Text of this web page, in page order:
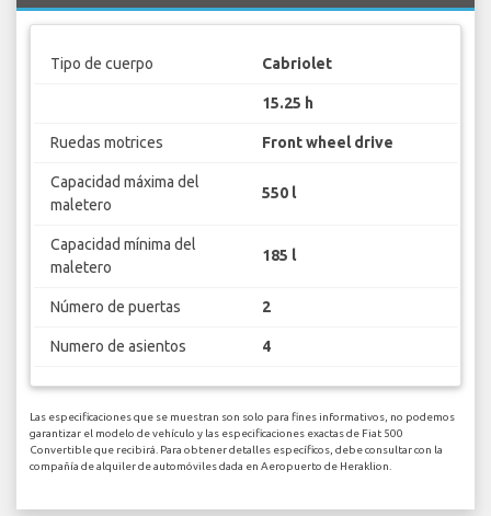
Tipo de cuerpo Cabriolet
15.25 h
Ruedas motrices Front wheel drive
Capacidad máxima del
maletero
550 l
Capacidad mínima del
maletero
185 l
Número de puertas 2
Numero de asientos 4
Las especificaciones que se muestran son solo para fines informativos, no podemos
garantizar el modelo de vehículo y las especificaciones exactas de Fiat 500
Convertible que recibirá. Para obtener detalles específicos, debe consultar con la
compañía de alquiler de automóviles dada en Aeropuerto de Heraklion.